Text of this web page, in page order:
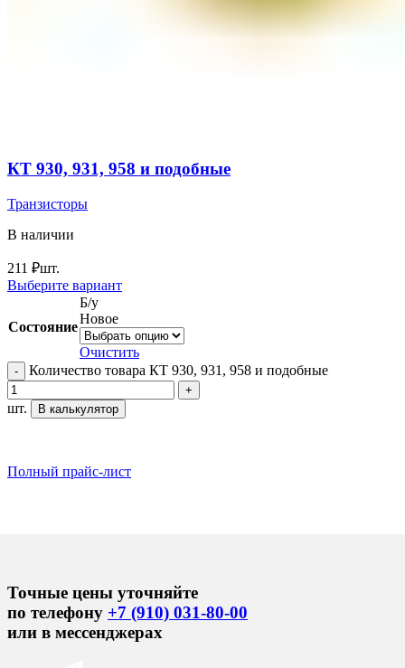
КТ 930, 931, 958 и подобные
Транзисторы
В наличии
211 ₽шт.
Выберите вариант
Состояние
Б/у
Новое
Очистить
Количество товара КТ 930, 931, 958 и подобные
шт. В калькулятор
Полный прайс-лист
Точные цены уточняйте
по телефону +7 (910) 031-80-00
или в мессенджерах